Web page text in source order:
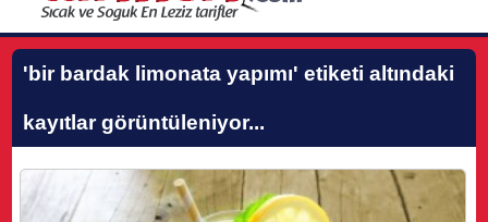
'bir bardak limonata yapımı' etiketi altındaki
kayıtlar görüntüleniyor...